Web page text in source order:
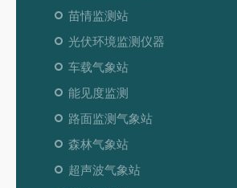
苗情监测站
光伏环境监测仪器
车载气象站
能见度监测
路面监测气象站
森林气象站
超声波气象站